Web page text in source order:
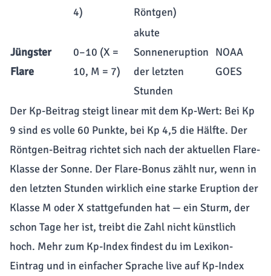
4)
Röntgen)
Jüngster
Flare
0–10 (X =
10, M = 7)
akute
Sonneneruption
der letzten
Stunden
NOAA
GOES
Der Kp-Beitrag steigt linear mit dem Kp-Wert: Bei Kp
9 sind es volle 60 Punkte, bei Kp 4,5 die Hälfte. Der
Röntgen-Beitrag richtet sich nach der aktuellen Flare-
Klasse der Sonne. Der Flare-Bonus zählt nur, wenn in
den letzten Stunden wirklich eine starke Eruption der
Klasse M oder X stattgefunden hat — ein Sturm, der
schon Tage her ist, treibt die Zahl nicht künstlich
hoch. Mehr zum Kp-Index findest du im Lexikon-
Eintrag und in einfacher Sprache live aufKp-Index